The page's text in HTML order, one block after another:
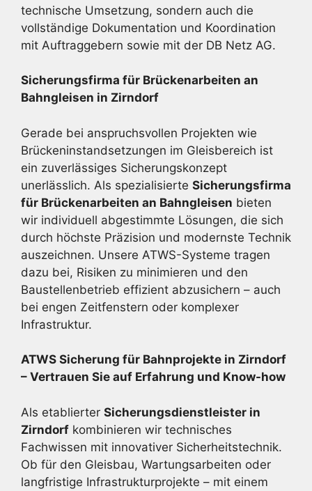
technische Umsetzung, sondern auch die
vollständige Dokumentation und Koordination
mit Auftraggebern sowie mit der DB Netz AG.
Sicherungsfirma für Brückenarbeiten an
Bahngleisen in Zirndorf
Gerade bei anspruchsvollen Projekten wie
Brückeninstandsetzungen im Gleisbereich ist
ein zuverlässiges Sicherungskonzept
unerlässlich. Als spezialisierte Sicherungsfirma
für Brückenarbeiten an Bahngleisen bieten
wir individuell abgestimmte Lösungen, die sich
durch höchste Präzision und modernste Technik
auszeichnen. Unsere ATWS-Systeme tragen
dazu bei, Risiken zu minimieren und den
Baustellenbetrieb effizient abzusichern – auch
bei engen Zeitfenstern oder komplexer
Infrastruktur.
ATWS Sicherung für Bahnprojekte in Zirndorf
– Vertrauen Sie auf Erfahrung und Know-how
Als etablierter Sicherungsdienstleister in
Zirndorf kombinieren wir technisches
Fachwissen mit innovativer Sicherheitstechnik.
Ob für den Gleisbau, Wartungsarbeiten oder
langfristige Infrastrukturprojekte – mit einem